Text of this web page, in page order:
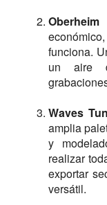
funciona.
un aire
Waves
amplia
y
realizar
exportar
versátil.